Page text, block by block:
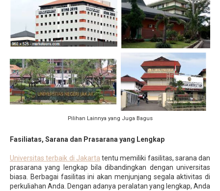
Pilihan Lainnya yang Juga Bagus
Fasiliatas, Sarana dan Prasarana yang Lengkap
Universitas terbaik di Jakarta tentu memiliki fasilitas, sarana dan
prasarana yang lengkap bila dibandingkan dengan universitas
biasa. Berbagai fasilitas ini akan menjunjang segala aktivitas di
perkuliahan Anda. Dengan adanya peralatan yang lengkap, Anda